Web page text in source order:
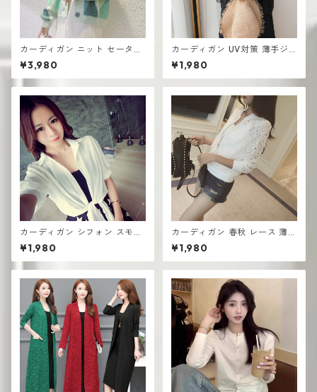
カーディガン ニット セーター
レディース おしゃれ 可愛い シ
ンプル
¥3,980
カーディガン UV対策 薄手ジ
ャケット ショール 長袖 エアコ
ン対策 スーパーフェアリー
¥1,980
カーディガン シフォン スモー
ルショール サマーショートス
タイル 薄手 半袖 UV対策
¥1,980
カーディガン 春秋 レース 薄手
ス モールジャケット 長袖 ショ
ート
¥1,980